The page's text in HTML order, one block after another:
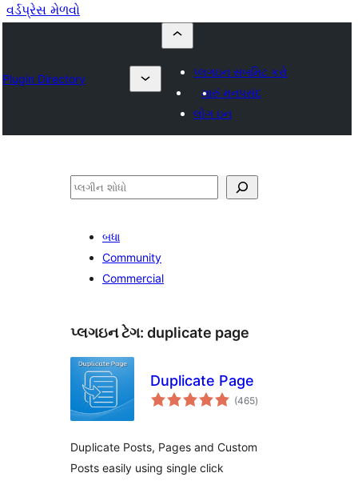
વર્ડપ્રેસ મેળવો
Plugin Directory
પ્લગઇન સબમિટ કરો
મારું મનપસંદ
લોગ ઇન
શોધો
બધા
Community
Commercial
પ્લગઇન ટેગ: duplicate page
Duplicate Page
(465કુલ
રેટિંગ્સ
)
Duplicate Posts, Pages and Custom
Posts easily using single click